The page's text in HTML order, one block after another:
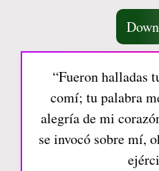
“Fueron halladas
comí; tu palabra
alegría de mi
se invocó sobre mí,